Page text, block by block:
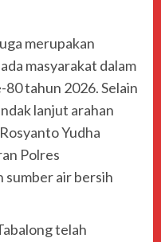
merupakan
masyarakat dalam
tahun 2026. Selain
lanjut arahan
Rosyanto Yudha
Polres
sumber air bersih
telah